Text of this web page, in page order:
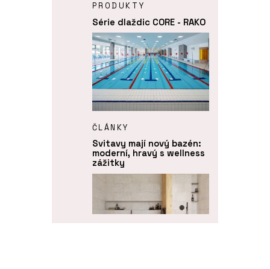
PRODUKTY
Série dlaždic CORE - RAKO
ČLÁNKY
Svitavy mají nový bazén:
moderní, hravý s wellness
zážitky